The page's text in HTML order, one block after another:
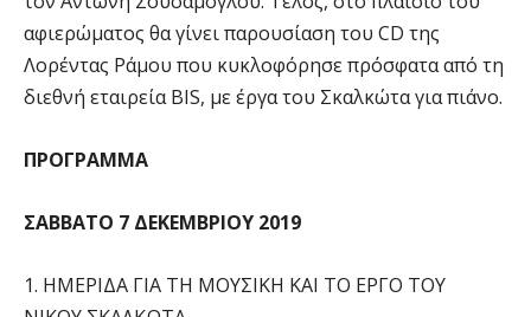
αφιερώματος θα γίνει παρουσίαση του CD της
Λορέντας Ράμου που κυκλοφόρησε πρόσφατα από τη
διεθνή εταιρεία BIS, με έργα του Σκαλκώτα για πιάνο.
ΠΡΟΓΡΑΜΜΑ
ΣΑΒΒΑΤΟ 7 ΔΕΚΕΜΒΡΙΟΥ 2019
1. ΗΜΕΡΙΔΑ ΓΙΑ ΤΗ ΜΟΥΣΙΚΗ ΚΑΙ ΤΟ ΕΡΓΟ ΤΟΥ